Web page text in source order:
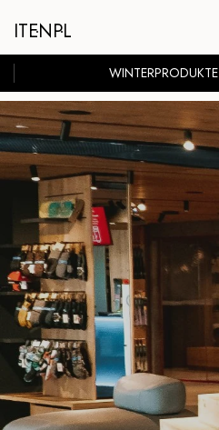
ITENPL
WINTERPRODUKTE